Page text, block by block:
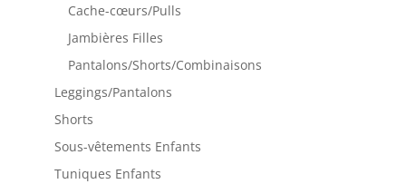
Cache-cœurs/Pulls
Jambières Filles
Pantalons/Shorts/Combinaisons
Leggings/Pantalons
Shorts
Sous-vêtements Enfants
Tuniques Enfants